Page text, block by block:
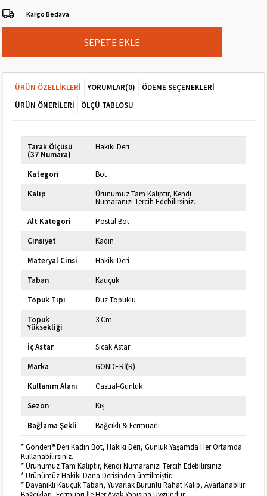
Kargo Bedava
ÜRÜN ÖZELLIKLERI YORUMLAR(0)
ÖDEME SEÇENEKLERI
ÜRÜN ÖNERILERI
ÖLÇÜ TABLOSU
Tarak Ölçüsü
(37 Numara)
Hakiki Deri
Kategori
Bot
Kalıp
Ürünümüz Tam Kalıptır, Kendi
Numaranızı Tercih Edebilirsiniz.
Alt Kategori
Postal Bot
Cinsiyet
Kadın
Materyal Cinsi
Hakiki Deri
Taban
Kauçuk
Topuk Tipi
Düz Topuklu
Topuk
Yüksekliği
3 Cm
İç Astar
Sıcak Astar
Marka
GÖNDERİ(R)
Kullanım Alanı
Casual-Günlük
Sezon
Kış
Bağlama Şekli
Bağcıklı & Fermuarlı
* Gönderi® Deri Kadın Bot, Hakiki Deri, Günlük Yaşamda Her Ortamda
Kullanabilirsiniz..
* Ürünümüz Tam Kalıptır, Kendi Numaranızı Tercih Edebilirsiniz.
* Ürünümüz Hakiki Dana Derisinden üretilmiştir.
* Dayanıklı Kauçuk Taban, Yuvarlak Burunlu Rahat Kalıp, Ayarlanabilir
Bağcıkları, Fermuarı İle Her Ayak Yapısına Uygundur.